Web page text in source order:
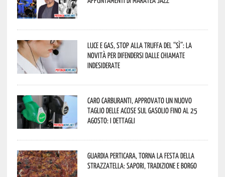
Luce e gas, stop alla truffa del “Sì”: la
novità per difendersi dalle chiamate
indesiderate
Caro carburanti, approvato un nuovo
taglio delle accise sul gasolio fino al 25
agosto: i dettagli
Guardia Perticara, torna la Festa della
Strazzatella: sapori, tradizione e borgo